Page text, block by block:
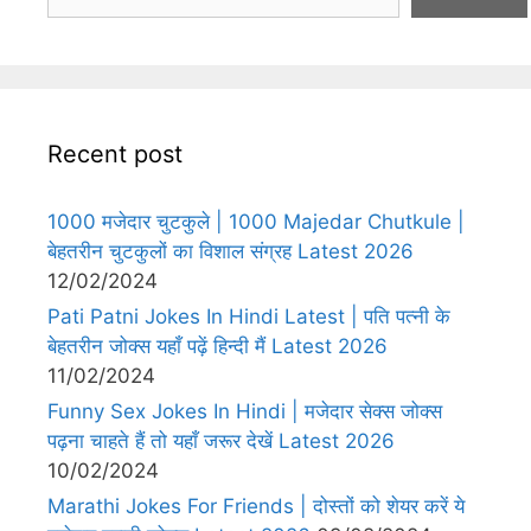
Recent post
1000 मजेदार चुटकुले | 1000 Majedar Chutkule |
बेहतरीन चुटकुलों का विशाल संग्रह Latest 2026
12/02/2024
Pati Patni Jokes In Hindi Latest | पति पत्नी के
बेहतरीन जोक्स यहाँ पढ़ें हिन्दी मैं Latest 2026
11/02/2024
Funny Sex Jokes In Hindi | मजेदार सेक्स जोक्स
पढ़ना चाहते हैं तो यहाँ जरूर देखें Latest 2026
10/02/2024
Marathi Jokes For Friends | दोस्तों को शेयर करें ये